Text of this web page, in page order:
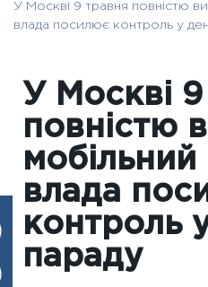
У Москві 9 травня повністю
влада посилює контроль у
У Москві
повністю
мобільний
влада
контроль
параду